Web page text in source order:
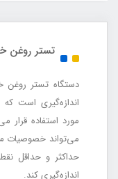
تستر روغن
اندازه‌گیری است
مورد استفاده قرار
می‌تواند خصوصیات
حداکثر و حداقل
اندازه‌گیری کند.